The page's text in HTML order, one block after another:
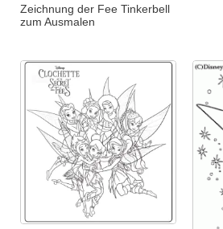
Zeichnung der Fee Tinkerbell
zum Ausmalen